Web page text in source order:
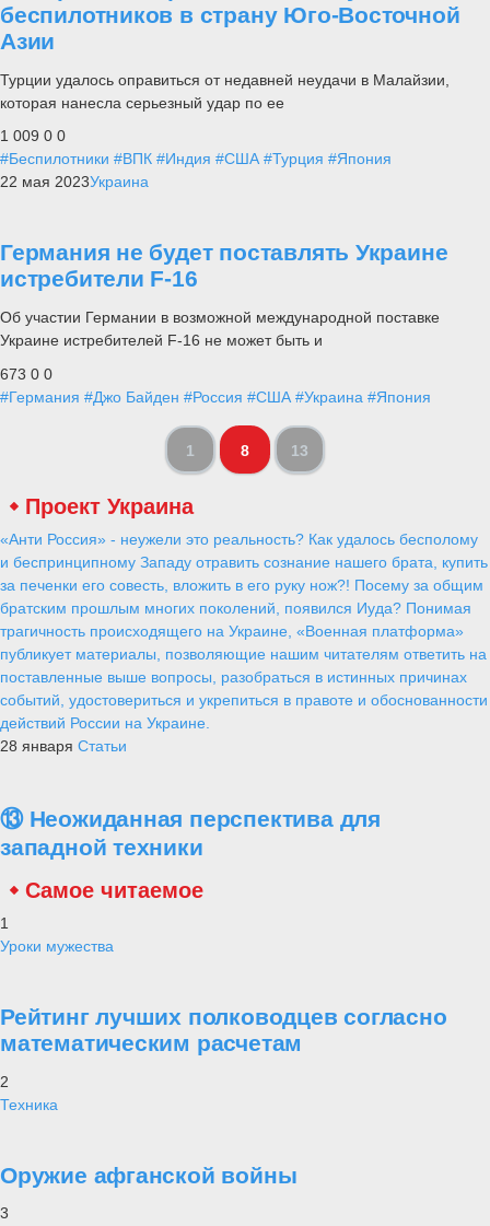
беспилотников в страну Юго-Восточной
Азии
Турции удалось оправиться от недавней неудачи в Малайзии,
которая нанесла серьезный удар по ее
1 009 0 0
#Беспилотники #ВПК #Индия #США #Турция #Япония
22 мая 2023Украина
Германия не будет поставлять Украине
истребители F-16
Об участии Германии в возможной международной поставке
Украине истребителей F-16 не может быть и
673 0 0
#Германия #Джо Байден #Россия #США #Украина #Япония
1 8 13
Проект Украина
«Анти Россия» - неужели это реальность? Как удалось бесполому
и беспринципному Западу отравить сознание нашего брата, купить
за печенки его совесть, вложить в его руку нож?! Посему за общим
братским прошлым многих поколений, появился Иуда? Понимая
трагичность происходящего на Украине, «Военная платформа»
публикует материалы, позволяющие нашим читателям ответить на
поставленные выше вопросы, разобраться в истинных причинах
событий, удостовериться и укрепиться в правоте и обоснованности
действий России на Украине.
28 января Статьи
⑬ Неожиданная перспектива для
западной техники
Самое читаемое
1
Уроки мужества
Рейтинг лучших полководцев согласно
математическим расчетам
2
Техника
Оружие афганской войны
3